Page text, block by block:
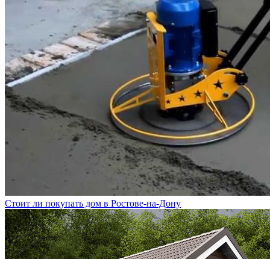
Стоит ли покупать дом в Ростове-на-Дону